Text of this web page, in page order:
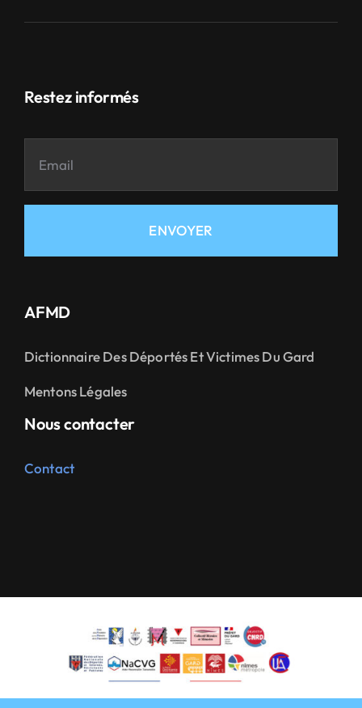
Restez informés
ENVOYER
AFMD
Dictionnaire Des Déportés Et Victimes Du Gard
Mentons Légales
Nous contacter
Contact